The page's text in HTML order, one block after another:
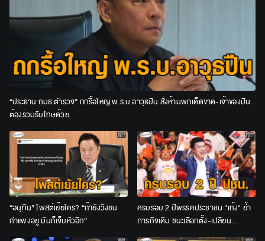
“ประธาน กมธ.ตำรวจ” ถกรื้อใหญ่ พ.ร.บ.อาวุธปืน สั่งห้ามพกเด็ดขาด-เจ้าของปืน
ต้องร่วมรับโทษด้วย
“อนุทิน” โพสต์เย้ยใคร? “ถ้ายังวิ่งชน
กำแพงอยู่ มันก็เจ็บหัวอีก”
ครบรอบ 2 ปีพรรคประชาชน "เท้ง" ย้ำ
ภารกิจเดิม ชนะเลือกตั้ง-เปลี่ยน
ประเทศ-คืนอำนาจให้ประชาชน